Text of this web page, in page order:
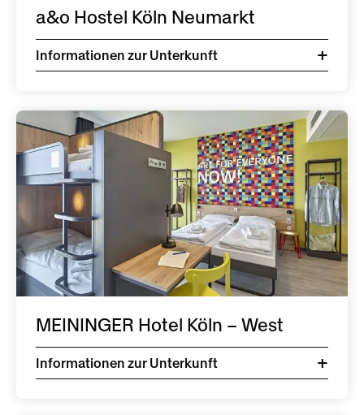
KIT – Kunst im Tunnel
Kunsthalle Düsseldorf
Hoesch-Museum Dortmund
Museum Ostwall
Deutsches Bergbau-Museum Bochum
a&o Hostel Köln Neumarkt
Informationen zur Unterkunft
MEININGER Hotel Köln – West
Informationen zur Unterkunft